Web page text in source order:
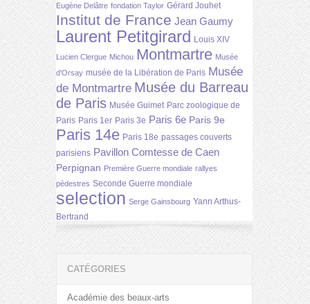
Eugène Delâtre fondation Taylor Gérard Jouhet
Institut de France Jean Gaumy
Laurent Petitgirard Louis XIV
Lucien Clergue Michou Montmartre Musée
d'Orsay musée de la Libération de Paris Musée
de Montmartre Musée du Barreau
de Paris Musée Guimet Parc zoologique de
Paris Paris 1er Paris 3e Paris 6e Paris 9e
Paris 14e Paris 18e passages couverts
parisiens Pavillon Comtesse de Caen
Perpignan Première Guerre mondiale rallyes
pédestres Seconde Guerre mondiale
selection Serge Gainsbourg Yann Arthus-
Bertrand
CATÉGORIES
Académie des beaux-arts